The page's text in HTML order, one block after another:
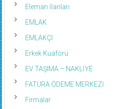
Eleman İlanları
EMLAK
EMLAKÇI
Erkek Kuaförü
EV TAŞIMA – NAKLİYE
FATURA ÖDEME MERKEZİ
Firmalar